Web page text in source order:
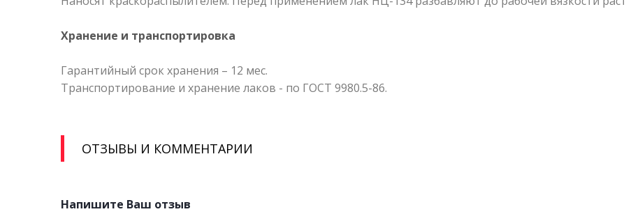
Хранение и транспортировка
Гарантийный срок хранения – 12 мес.
Транспортирование и хранение лаков - по ГОСТ 9980.5-86.
ОТЗЫВЫ И КОММЕНТАРИИ
Напишите Ваш отзыв